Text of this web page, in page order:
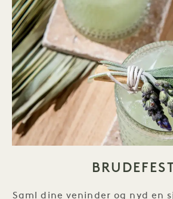
Saml dine veninder og nyd en